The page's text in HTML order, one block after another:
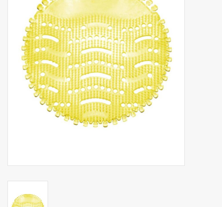
Biscuits apéritifs / Snacks salés
Botanicals
Bonbons pour la bonbonnière
Rouleaux de caisse thermiques
Produits d'hygiène
Matériel d'emballage